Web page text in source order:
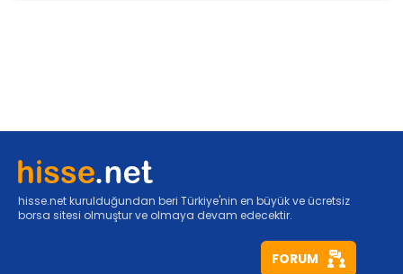
hisse.net kurulduğundan beri Türkiye'nin en büyük ve ücretsiz
borsa sitesi olmuştur ve olmaya devam edecektir.
FORUM